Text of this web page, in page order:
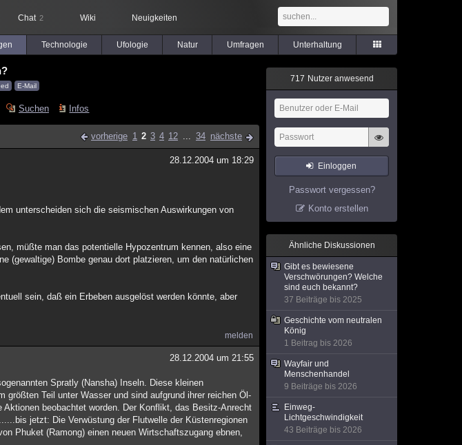
Chat 2 Wiki Neuigkeiten
Technologie Ufologie Natur Umfragen Unterhaltung
E-Mail
Suchen Infos
vorherige 1 2 3 4 12 ... 34 nächste
28.12.2004 um 18:29
unterscheiden sich die seismischen Auswirkungen von
müßte man das potentielle Hypozentrum kennen, also eine
(gewaltige) Bombe genau dort platzieren, um den natürlichen
sein, daß ein Erbeben ausgelöst werden könnte, aber
melden
28.12.2004 um 21:55
Spratly (Nansha) Inseln. Diese kleinen
größten Teil unter Wasser und sind aufgrund ihrer reichen Öl-
beobachtet worden. Der Konflikt, das Besitz-Anrecht
jetzt: Die Verwüstung der Flutwelle der Küstenregionen
Phuket (Ramong) einen neuen Wirtschaftszugang ebnen,
717 Nutzer anwesend
Einloggen
Passwort vergessen?
Konto erstellen
Ähnliche Diskussionen
Gibt es bewiesene
Verschwörungen? Welche
sind euch bekannt?
37 Beiträge bis 2025
Geschichte vom neutralen
König
1 Beitrag bis 2026
Wayfair und
Menschenhandel
9 Beiträge bis 2026
Einweg-
Lichtgeschwindigkeit
43 Beiträge bis 2026